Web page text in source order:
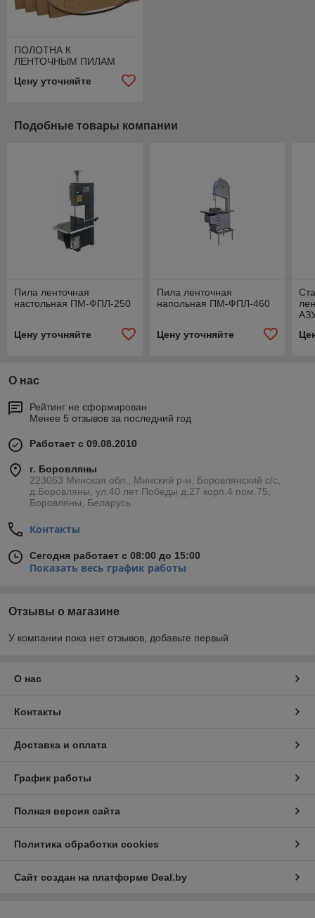
ПОЛОТНА К
ЛЕНТОЧНЫМ ПИЛАМ
Цену уточняйте
Подобные товары компании
Пила ленточная
настольная ПМ-ФПЛ-250
Цену уточняйте
Пила ленточная
напольная ПМ-ФПЛ-460
Цену уточняйте
О нас
Рейтинг не сформирован
Менее 5 отзывов за последний год
Работает с 09.08.2010
г. Боровляны
223053 Минская обл., Минский р-н, Боровлянский с/с,
д.Боровляны, ул.40 лет Победы д.27 корп.4 пом.75,
Боровляны, Беларусь
Контакты
Сегодня работает с 08:00 до 15:00
Показать весь график работы
Отзывы о магазине
У компании пока нет отзывов, добавьте первый
О нас
Контакты
Доставка и оплата
График работы
Полная версия сайта
Политика обработки cookies
Сайт создан на платформе Deal.by